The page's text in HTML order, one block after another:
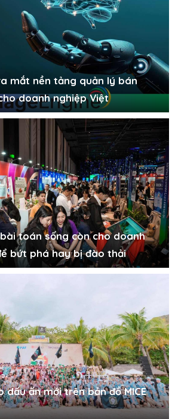
mắt nền tảng quản lý bán
doanh nghiệp Việt
toán sống còn cho doanh
bứt phá hay bị đào thải
dấu ấn mới trên bản đồ MICE